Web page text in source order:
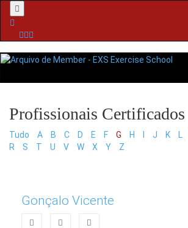
Menu
Tudo A B C D E F G H J K L
R
S T U V W X Y Z
Gonçalo Vicente